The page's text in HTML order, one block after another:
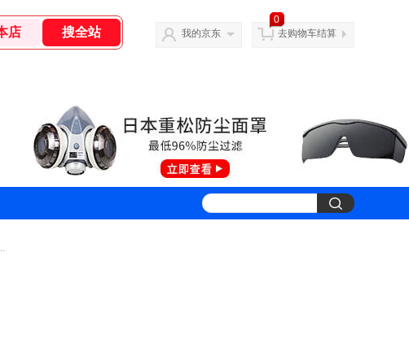
我的京东
0
去购物车结算